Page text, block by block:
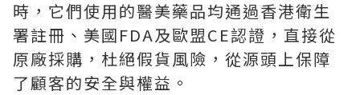
時，它們使用的醫美藥品均通過香港衛生
署註冊、美國FDA及歐盟CE認證，直接從
原廠採購，杜絕假貨風險，從源頭上保障
了顧客的安全與權益。